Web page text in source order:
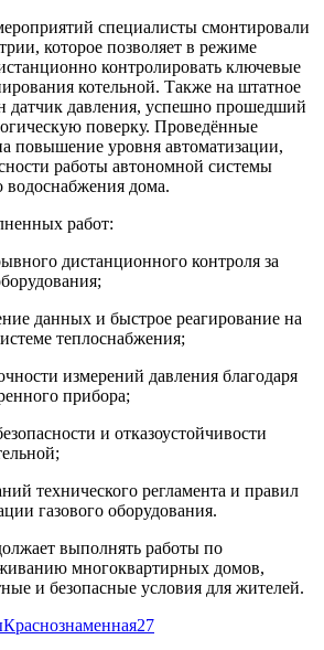
специалисты смонтировали
которое позволяет в режиме
контролировать ключевые
котельной. Также на штатное
датчик давления, успешно прошедший
поверку. Проведённые
повышение уровня автоматизации,
работы автономной системы
водоснабжения дома.
работ:
дистанционного контроля за
данных и быстрое реагирование на
теплоснабжения;
измерений давления благодаря
прибора;
и отказоустойчивости
технического регламента и правил
газового оборудования.
выполнять работы по
многоквартирных домов,
и безопасные условия для жителей.
Краснознаменная27